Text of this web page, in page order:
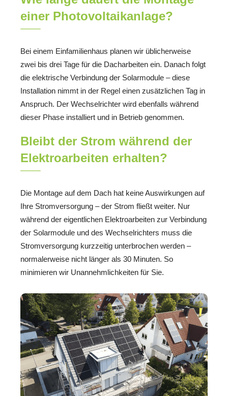
einer Photovoltaikanlage?
Bei einem Einfamilienhaus planen wir üblicherweise
zwei bis drei Tage für die Dacharbeiten ein. Danach folgt
die elektrische Verbindung der Solarmodule – diese
Installation nimmt in der Regel einen zusätzlichen Tag in
Anspruch. Der Wechselrichter wird ebenfalls während
dieser Phase installiert und in Betrieb genommen.
Bleibt der Strom während der
Elektroarbeiten erhalten?
Die Montage auf dem Dach hat keine Auswirkungen auf
Ihre Stromversorgung – der Strom fließt weiter. Nur
während der eigentlichen Elektroarbeiten zur Verbindung
der Solarmodule und des Wechselrichters muss die
Stromversorgung kurzzeitig unterbrochen werden –
normalerweise nicht länger als 30 Minuten. So
minimieren wir Unannehmlichkeiten für Sie.